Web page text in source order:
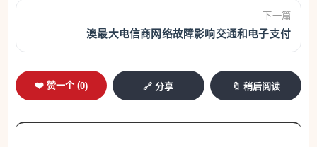
下一篇
澳最大电信商网络故障影响交通和电子支付
❤️ 赞一个 (0) 🔗 分享 🔖 稍后阅读